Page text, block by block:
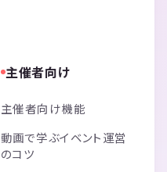
主催者向け
主催者向け機能
動画で学ぶイベント運営
のコツ